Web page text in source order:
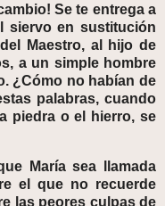
Se te entrega a
siervo en sustitución
Maestro, al hijo de
a un simple hombre
¿Cómo no habían de
palabras, cuando
piedra o el hierro, se
María sea llamada
el que no recuerde
las peores culpas de